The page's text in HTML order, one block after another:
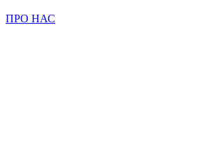
ПРО НАС